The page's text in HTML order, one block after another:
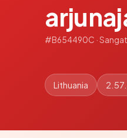
#B654490C ·
Lithuania